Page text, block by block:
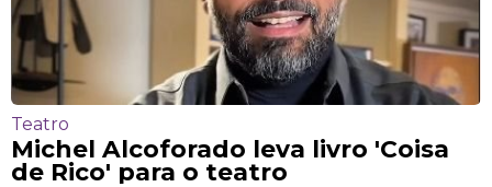
Teatro
Michel Alcoforado leva livro 'Coisa
de Rico' para o teatro